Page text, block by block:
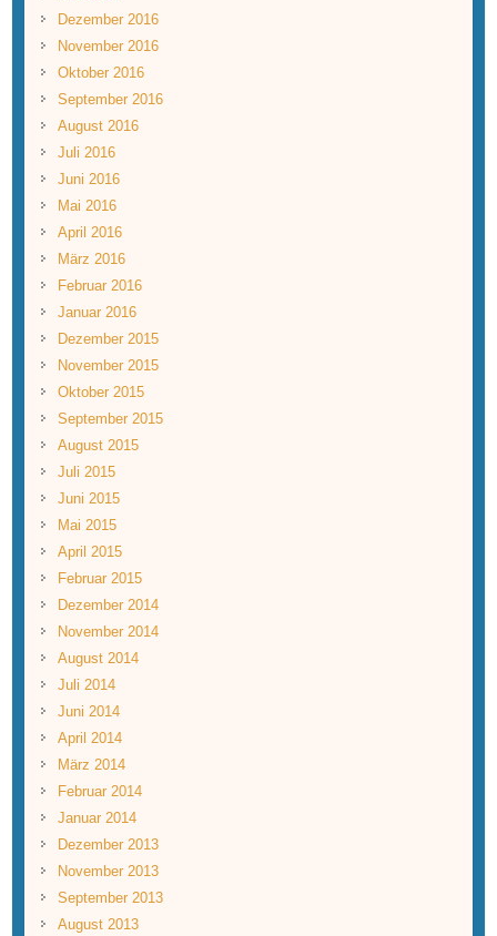
Dezember 2016
November 2016
Oktober 2016
September 2016
August 2016
Juli 2016
Juni 2016
Mai 2016
April 2016
März 2016
Februar 2016
Januar 2016
Dezember 2015
November 2015
Oktober 2015
September 2015
August 2015
Juli 2015
Juni 2015
Mai 2015
April 2015
Februar 2015
Dezember 2014
November 2014
August 2014
Juli 2014
Juni 2014
April 2014
März 2014
Februar 2014
Januar 2014
Dezember 2013
November 2013
September 2013
August 2013